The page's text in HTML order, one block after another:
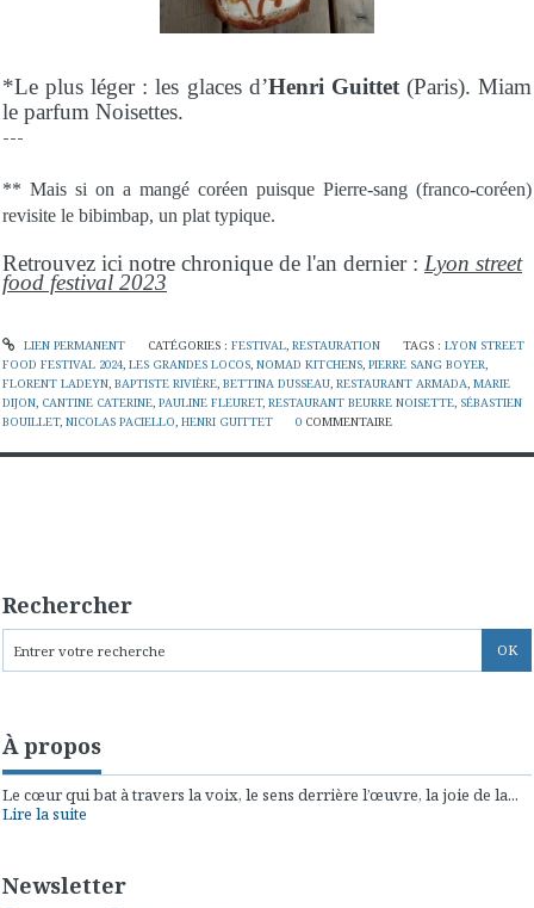
*Le plus léger : les glaces d’Henri Guittet(Paris). Miam
le parfum Noisettes.
---
** Mais si on a mangé coréen puisque Pierre-sang (franco-coréen)
revisite le bibimbap, un plat typique.
Retrouvez ici notre chronique de l'an dernier : Lyon street
food festival 2023
LIEN PERMANENT CATÉGORIES : FESTIVAL, RESTAURATION TAGS :LYON STREET
FOOD FESTIVAL 2024, LES GRANDES LOCOS, NOMAD KITCHENS, PIERRE SANG BOYER,
FLORENT LADEYN, BAPTISTE RIVIÈRE, BETTINA DUSSEAU, RESTAURANT ARMADA, MARIE
DIJON, CANTINE CATERINE, PAULINE FLEURET, RESTAURANT BEURRE NOISETTE, SÉBASTIEN
BOUILLET, NICOLAS PACIELLO, HENRI GUITTET 0 COMMENTAIRE
Rechercher
À propos
Le cœur qui bat à travers la voix, le sens derrière l’œuvre, la joie de la...
Lire la suite
Newsletter